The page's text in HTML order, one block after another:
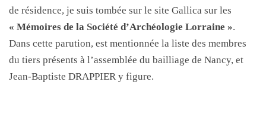
de résidence, je suis tombée sur le site Gallica sur les
« Mémoires de la Société d’Archéologie Lorraine ».
Dans cette parution, est mentionnée la liste des membres
du tiers présents à l’assemblée du bailliage de Nancy, et
Jean-Baptiste DRAPPIER y figure.